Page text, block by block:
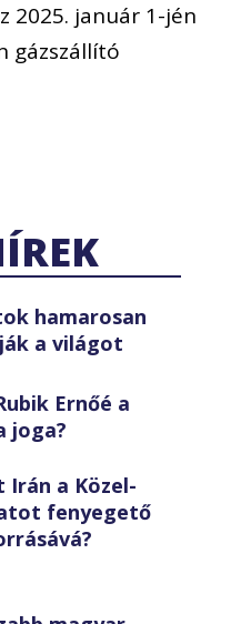
2025. január 1-jén
gázszállító
hamarosan
a világot
Ernőé a
joga?
Irán a Közel-
fenyegető